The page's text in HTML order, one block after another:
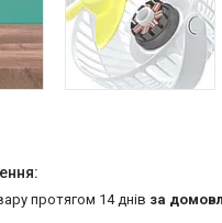
протягом 14 днів за